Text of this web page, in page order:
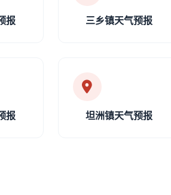
报 三乡镇天气预报
报 坦洲镇天气预报